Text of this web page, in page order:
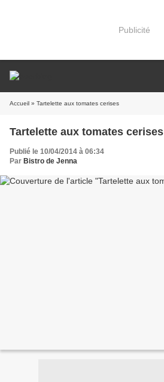
Publicité
Accueil » Tartelette aux tomates cerises
Tartelette aux tomates cerises
Publié le 10/04/2014 à 06:34
Par Bistro de Jenna